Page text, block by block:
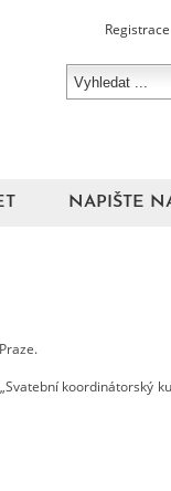
Registrace
NAPIŠTE
koordinátorský